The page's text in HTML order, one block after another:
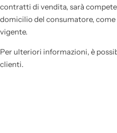
contratti di vendita, sarà
domicilio del consumatore,
vigente.
Per ulteriori informazioni, è
clienti.